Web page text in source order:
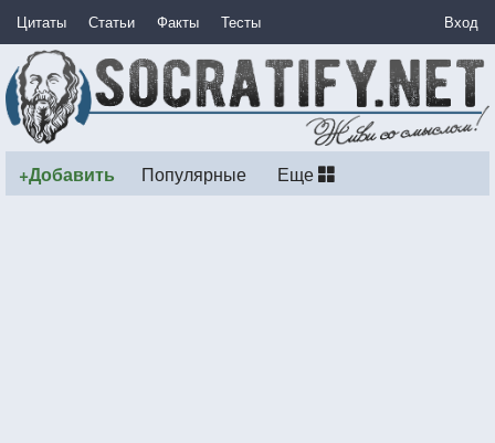
Цитаты Статьи Факты Тесты Вход
+Добавить Популярные Еще